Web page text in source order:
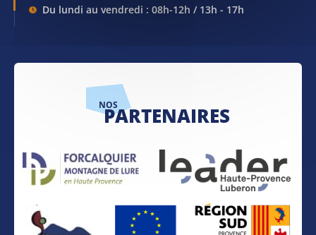
Du lundi au vendredi : 08h-12h / 13h - 17h
NOS
PARTENAIRES